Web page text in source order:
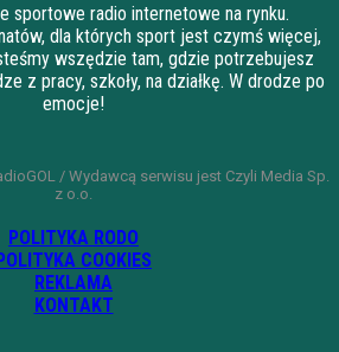
sportowe radio internetowe na rynku.
dla których sport jest czymś więcej,
wszędzie tam, gdzie potrzebujesz
z pracy, szkoły, na działkę. W drodze po
emocje!
/ Wydawcą serwisu jest Czyli Media Sp.
z o.o.
POLITYKA RODO
COOKIES
REKLAMA
KONTAKT